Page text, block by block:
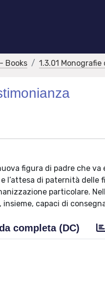
Books 1.3.01
figura di padre che
l’attesa di paternità delle
particolare.
capaci di
completa (DC)